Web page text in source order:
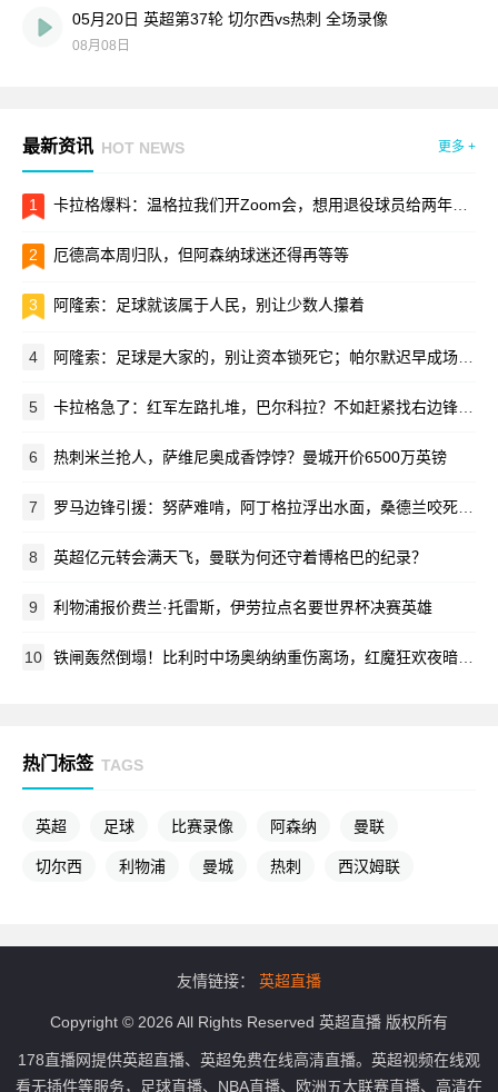
05月20日 英超第37轮 切尔西vs热刺 全场录像
08月08日
最新资讯 HOT NEWS 更多 +
1 卡拉格爆料：温格拉我们开Zoom会，想用退役球员给两年一届世界杯站台
2 厄德高本周归队，但阿森纳球迷还得再等等
3 阿隆索：足球就该属于人民，别让少数人攥着
4 阿隆索：足球是大家的，别让资本锁死它；帕尔默迟早成场上领袖
5 卡拉格急了：红军左路扎堆，巴尔科拉？不如赶紧找右边锋接班萨拉赫！
6 热刺米兰抢人，萨维尼奥成香饽饽？曼城开价6500万英镑
7 罗马边锋引援：努萨难啃，阿丁格拉浮出水面，桑德兰咬死3500万
8 英超亿元转会满天飞，曼联为何还守着博格巴的纪录？
9 利物浦报价费兰·托雷斯，伊劳拉点名要世界杯决赛英雄
10 铁闸轰然倒塌！比利时中场奥纳纳重伤离场，红魔狂欢夜暗藏悲情
热门标签 TAGS
英超 足球 比赛录像 阿森纳 曼联
切尔西 利物浦 曼城 热刺 西汉姆联
友情链接： 英超直播
Copyright © 2026 All Rights Reserved 英超直播 版权所有
178直播网提供英超直播、英超免费在线高清直播。英超视频在线观
看无插件等服务，足球直播、NBA直播、欧洲五大联赛直播、高清在